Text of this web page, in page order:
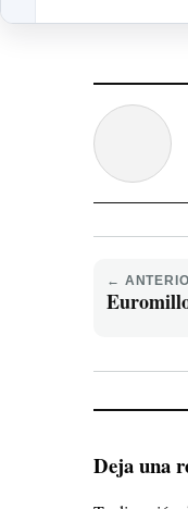
←
Deja una